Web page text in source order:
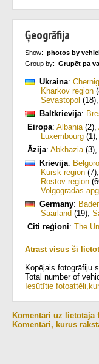
Ģeogrāfija
Show: photos by
Group by: Grupēt pa
Ukraina:
Kharkov region
Sevastopol (18),
Baltkrievija:
Eiropa: Albania(2),
Luxembourg (1),
Āzija: Abkhazia(3),
Krievija:
Kursk region (7),
Rostov region
Volgogradas
Germany:
Saarland (19),
Citi reģioni: The
Atrast visus šī
Kopējais fotogrāfiju
Total number of
Iesūtītie
Komentāri uz lietotāja
Komentāri, kurus